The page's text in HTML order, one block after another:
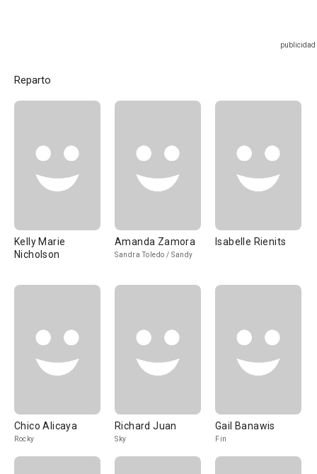
Reparto
Kelly Marie
Nicholson
Amanda Zamora
Sandra Toledo / Sandy
Isabelle Rienits
Chico Alicaya
Rocky
Richard Juan
Sky
Gail Banawis
Fin